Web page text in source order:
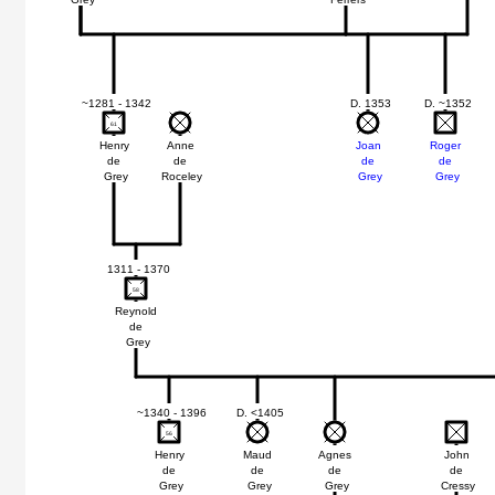
D. <1405
Maud
de
Grey
~1281 - 1342
Henry
de
Grey
61
61
Anne
de
Roceley
1311 - 1370
Reynold
de
Grey
58
58
~1340 - 1396
Henry
de
Grey
56
56
John
de
Cressy
Agnes
de
Grey
D. 1353
Joan
de
Grey
D. ~1352
Roger
de
Grey